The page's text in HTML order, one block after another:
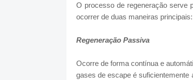
O processo de regeneração serve
ocorrer de duas maneiras principais:
Regeneração Passiva
Ocorre de forma contínua e
gases de escape é